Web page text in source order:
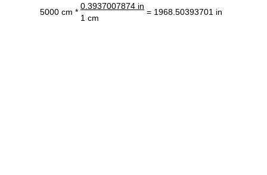
5000 cm *
0.3937007874 in
= 1968.50393701 in
1 cm